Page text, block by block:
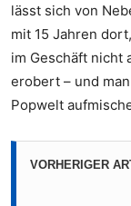
lässt sich von
mit 15 Jahren
im Geschäft nicht
erobert – und
Popwelt
VORHERIGER